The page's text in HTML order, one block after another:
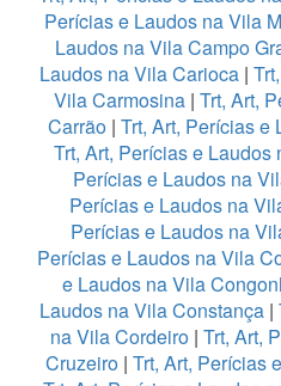
Perícias e Laudos na Vila
Laudos na Vila Campo
Laudos na Vila Carioca|
Vila Carmosina | Trt, Art,
Carrão| Trt, Art, Perícias e
Trt, Art, Perícias e
Perícias e Laudos na
Perícias e Laudos na
Perícias e Laudos na
Perícias e Laudos na Vila
e Laudos na Vila
Laudos na Vila Constança |
na Vila Cordeiro | Trt, Art,
Cruzeiro | Trt, Art, Perícias